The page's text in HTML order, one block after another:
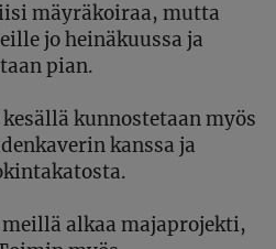
mäyräkoiraa, mutta
jo heinäkuussa ja
pian.
kunnostetaan myös
kanssa ja
alkaa majaprojekti,